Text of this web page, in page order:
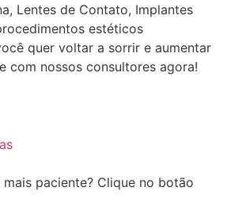
Lentes de Contato, Implantes
estéticos
quer voltar a sorrir e aumentar
com nossos consultores agora!
paciente? Clique no botão